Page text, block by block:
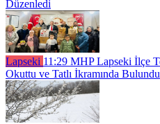
Düzenledi
Lapseki 11:29 MHP Lapseki İlçe
Okuttu ve Tatlı İkramında Bulundu